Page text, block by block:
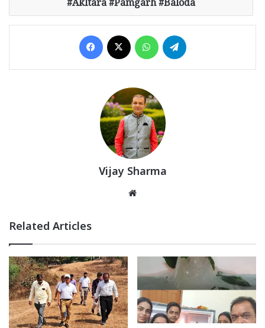
#Akltara #Pamgarh #Baloda
Facebook WhatsApp
Vijay Sharma
Related Articles